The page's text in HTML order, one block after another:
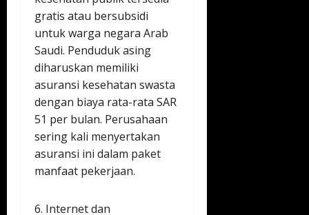
gratis atau bersubsidi
untuk warga negara Arab
Saudi. Penduduk asing
diharuskan memiliki
asuransi kesehatan swasta
dengan biaya rata-rata SAR
51 per bulan. Perusahaan
sering kali menyertakan
asuransi ini dalam paket
manfaat pekerjaan.
6. Internet dan